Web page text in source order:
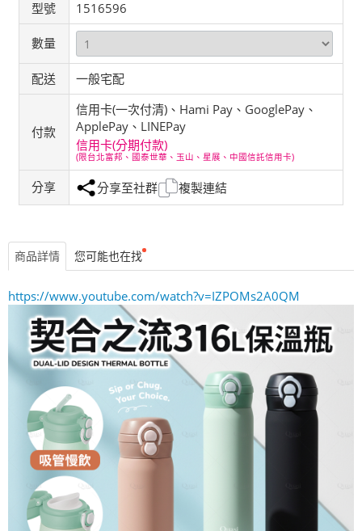
型號 1516596
數量
配送 一般宅配
付款
信用卡(一次付清)、Hami Pay、GooglePay、
ApplePay、LINEPay
信用卡(分期付款)
(限台北富邦、國泰世華、玉山、星展、中國信託信用卡)
分享 分享至社群 複製連結
商品詳情 您可能也在找
https://www.youtube.com/watch?v=IZPOMs2A0QM